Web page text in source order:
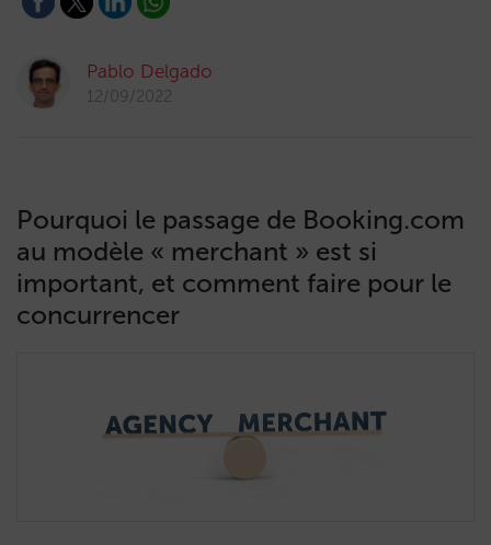
Pablo Delgado
12/09/2022
Pourquoi le passage de Booking.com
au modèle « merchant » est si
important, et comment faire pour le
concurrencer